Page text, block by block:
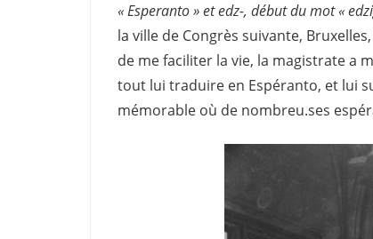
« Esperanto » et edz-, début du mot «
la ville de Congrès suivante,
de me faciliter la vie, la magistrate a
tout lui traduire en Espéranto, et lui
mémorable où de nombreu.ses